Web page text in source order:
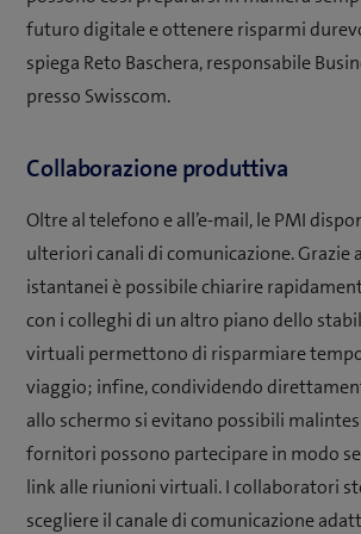
futuro digitale e ottenere risparmi
spiega Reto Baschera, responsabile
presso Swisscom.
Collaborazione produttiva
Oltre al telefono e all’e-mail, le PMI
ulteriori canali di comunicazione. Grazie
istantanei è possibile chiarire
con i colleghi di un altro piano dello
virtuali permettono di risparmiare
viaggio; infine, condividendo
allo schermo si evitano possibili
fornitori possono partecipare in modo
link alle riunioni virtuali. I collaboratori
scegliere il canale di comunicazione